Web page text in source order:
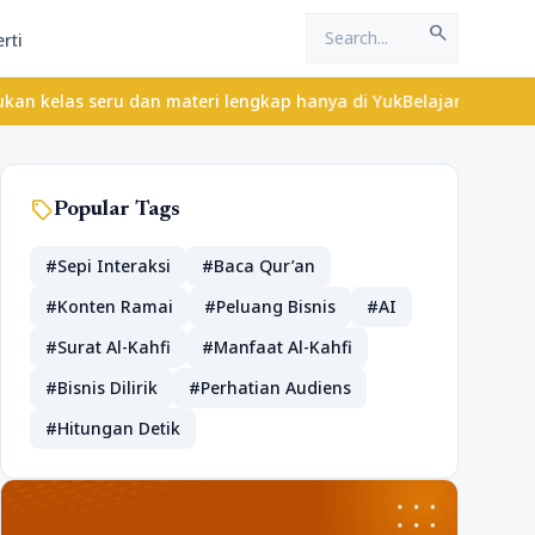
search
dan materi lengkap hanya di YukBelajar.com. Mulai
sellPopular Tags
#Sepi Interaksi
#Baca Qur’an
#Konten Ramai
#Peluang Bisnis
#AI
#Surat Al-Kahfi
#Manfaat Al-Kahfi
#Bisnis Dilirik
#Perhatian Audiens
#Hitungan Detik